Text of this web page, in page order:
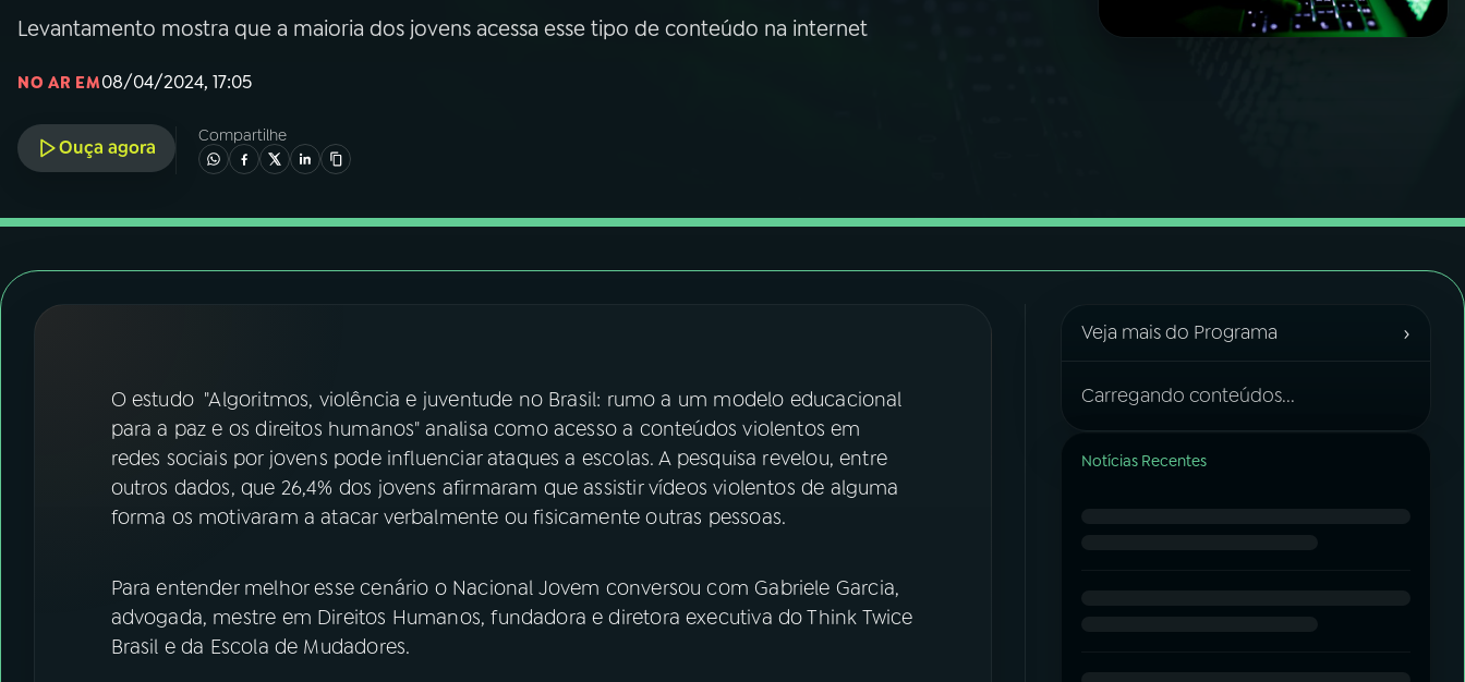
03PROGRAMAÇÃO
05PODCASTS
FESTIVAL DE MÚSICA
ACOMPANHE A RÁDIO NACIONAL
Levantamento mostra que a maioria dos jovens acessa esse tipo de conteúdo na internet
NO AR EM08/04/2024, 17:05
Ouça agora
Compartilhe
O estudo "Algoritmos, violência e juventude no Brasil: rumo a um modelo educacional
para a paz e os direitos humanos" analisa como acesso a conteúdos violentos em
redes sociais por jovens pode influenciar ataques a escolas. A pesquisa revelou, entre
outros dados, que 26,4% dos jovens afirmaram que assistir vídeos violentos de alguma
forma os motivaram a atacar verbalmente ou fisicamente outras pessoas.
Para entender melhor esse cenário o Nacional Jovem conversou com Gabriele Garcia,
advogada, mestre em Direitos Humanos, fundadora e diretora executiva do Think Twice
Brasil e da Escola de Mudadores.
Veja mais do Programa ›
Carregando conteúdos...
Notícias Recentes